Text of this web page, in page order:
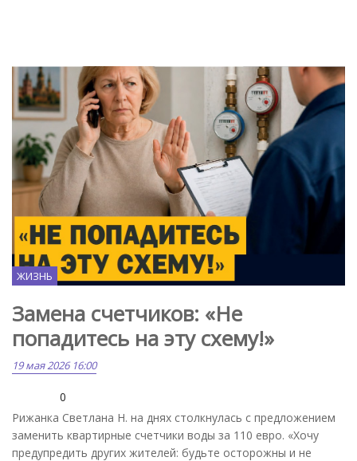
ЖИЗНЬ
Замена счетчиков: «Не
попадитесь на эту схему!»
19 мая 2026 16:00
0
Рижанка Светлана Н. на днях столкнулась с предложением
заменить квартирные счетчики воды за 110 евро. «Хочу
предупредить других жителей: будьте осторожны и не